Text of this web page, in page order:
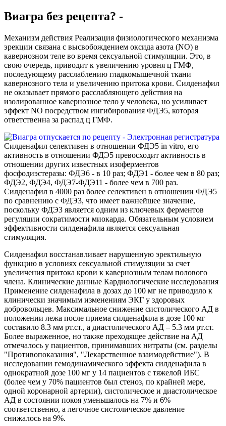
Виагра без рецепта? -
Механизм действия Реализация физиологического механизма
эрекции связана с высвобождением оксида азота (NO) в
кавернозном теле во время сексуальной стимуляции. Это, в
свою очередь, приводит к увеличению уровня ц ГМФ,
последующему расслаблению гладкомышечной ткани
кавернозного тела и увеличению притока крови. Силденафил
не оказывает прямого расслабляющего действия на
изолированное кавернозное тело у человека, но усиливает
эффект NO посредством ингибирования ФДЭ5, которая
ответственна за распад ц ГМФ.
Силденафил селективен в отношении ФДЭ5 in vitro, его
активность в отношении ФДЭ5 превосходит активность в
отношении других известных изоферментов
фосфодиэстеразы: ФДЭ6 - в 10 раз; ФДЭ1 - более чем в 80 раз;
ФДЭ2, ФДЭ4, ФДЭ7-ФДЭ11 - более чем в 700 раз.
Силденафил в 4000 раз более селективен в отношении ФДЭ5
по сравнению с ФДЭ3, что имеет важнейшее значение,
поскольку ФДЭ3 является одним из ключевых ферментов
регуляции сократимости миокарда. Обязательным условием
эффективности силденафила является сексуальная
стимуляция.
Силденафил восстанавливает нарушенную эректильную
функцию в условиях сексуальной стимуляции за счет
увеличения притока крови к кавернозным телам полового
члена. Клинические данные Кардиологические исследования
Применение силденафила в дозах до 100 мг не приводило к
клинически значимым изменениям ЭКГ у здоровых
добровольцев. Максимальное снижение систолического АД в
положении лежа после приема силденафила в дозе 100 мг
составило 8.3 мм рт.ст., а диастолического АД – 5.3 мм рт.ст.
Более выраженное, но также преходящее действие на АД
отмечалось у пациентов, принимавших нитраты (см. разделы
"Противопоказания", "Лекарственное взаимодействие"). В
исследовании гемодинамического эффекта силденафила в
однократной дозе 100 мг у 14 пациентов с тяжелой ИБС
(более чем у 70% пациентов был стеноз, по крайней мере,
одной коронарной артерии), систолическое и диастолическое
АД в состоянии покоя уменьшалось на 7% и 6%
соответственно, а легочное систолическое давление
снижалось на 9%.